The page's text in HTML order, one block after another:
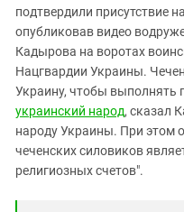
подтвердили присутствие
опубликовав видео
Кадырова на воротах
Нацгвардии Украины.
Украину, чтобы выполнять
украинский народ, сказал
народу Украины. При этом
чеченских силовиков
религиозных счетов".